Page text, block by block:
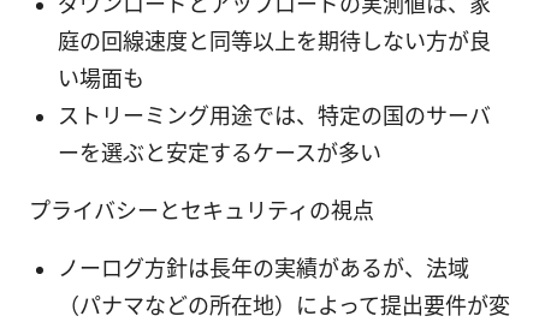
庭の回線速度と同等以上を期待しない方が良
い場面も
ストリーミング用途では、特定の国のサーバ
ーを選ぶと安定するケースが多い
プライバシーとセキュリティの視点
ノーログ方針は長年の実績があるが、法域
（パナマなどの所在地）によって提出要件が変